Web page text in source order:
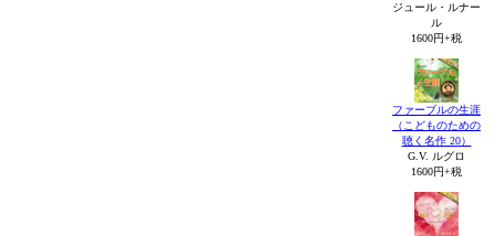
ジュール・ルナー
ル
1600円+税
ファーブルの生涯
（こどものための
聴く名作 20）
G.V. ルグロ
1600円+税